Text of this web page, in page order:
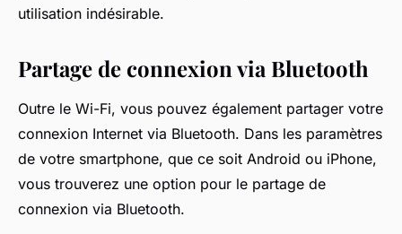
utilisation indésirable.
Partage de connexion via Bluetooth
Outre le Wi-Fi, vous pouvez également partager votre
connexion Internet via Bluetooth. Dans les paramètres
de votre smartphone, que ce soit Android ou iPhone,
vous trouverez une option pour le partage de
connexion via Bluetooth.